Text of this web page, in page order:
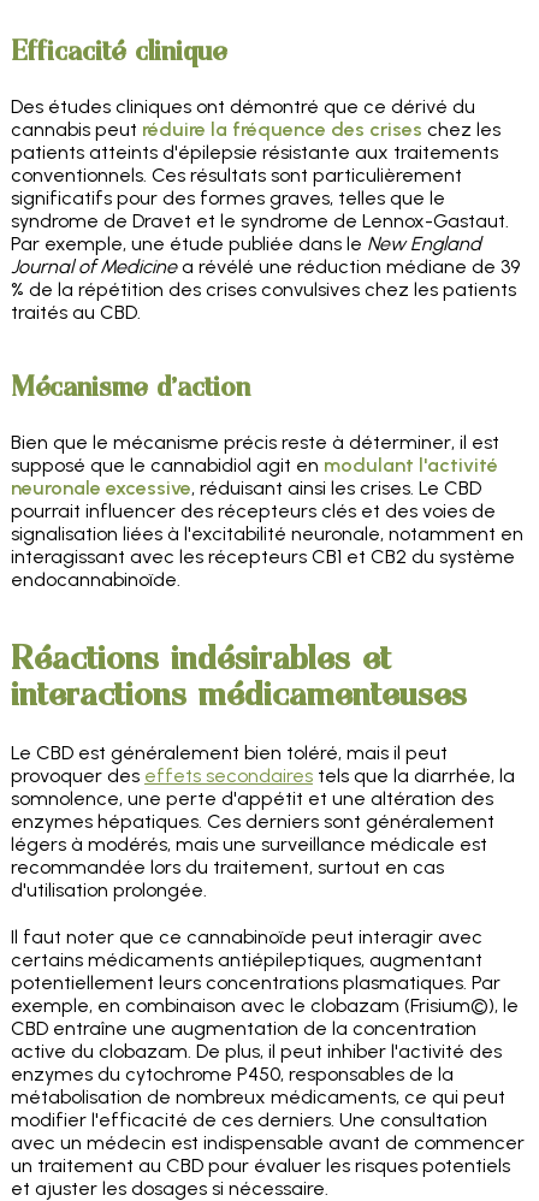
Efficacité clinique
Des études cliniques ont démontré que ce dérivé du
cannabis peut réduire la fréquence des crises chez les
patients atteints d'épilepsie résistante aux traitements
conventionnels. Ces résultats sont particulièrement
significatifs pour des formes graves, telles que le
syndrome de Dravet et le syndrome de Lennox-Gastaut.
Par exemple, une étude publiée dans le New England
Journal of Medicinea révélé une réduction médiane de 39
% de la répétition des crises convulsives chez les patients
traités au CBD.
Mécanisme d'action
Bien que le mécanisme précis reste à déterminer, il est
supposé que le cannabidiol agit en modulant l'activité
neuronale excessive, réduisant ainsi les crises. Le CBD
pourrait influencer des récepteurs clés et des voies de
signalisation liées à l'excitabilité neuronale, notamment en
interagissant avec les récepteurs CB1 et CB2 du système
endocannabinoïde.
Réactions indésirables et
interactions médicamenteuses
Le CBD est généralement bien toléré, mais il peut
provoquer des effets secondairestels que la diarrhée, la
somnolence, une perte d'appétit et une altération des
enzymes hépatiques. Ces derniers sont généralement
légers à modérés, mais une surveillance médicale est
recommandée lors du traitement, surtout en cas
d'utilisation prolongée.
Il faut noter que ce cannabinoïde peut interagir avec
certains médicaments antiépileptiques, augmentant
potentiellement leurs concentrations plasmatiques. Par
exemple, en combinaison avec le clobazam (Frisium©), le
CBD entraîne une augmentation de la concentration
active du clobazam. De plus, il peut inhiber l'activité des
enzymes du cytochrome P450, responsables de la
métabolisation de nombreux médicaments, ce qui peut
modifier l'efficacité de ces derniers. Une consultation
avec un médecin est indispensable avant de commencer
un traitement au CBD pour évaluer les risques potentiels
et ajuster les dosages si nécessaire.